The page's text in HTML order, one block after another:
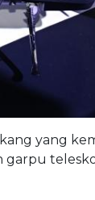
yang